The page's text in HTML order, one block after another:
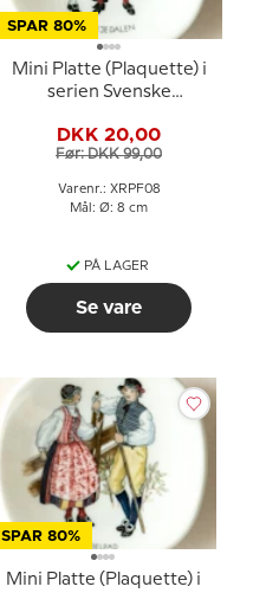
SPAR 80%
Mini Platte (Plaquette) i
serien Svenske
Härjedalen
DKK 20,00
Før: DKK 99,00
Varenr.: XRPF08
Mål: Ø: 8 cm
PÅ LAGER
Se vare
SPAR 80%
Mini Platte (Plaquette) i